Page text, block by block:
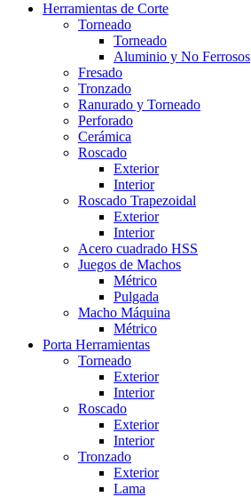
Herramientas de Corte
Torneado
Torneado
Aluminio y No Ferrosos
Fresado
Tronzado
Ranurado y Torneado
Perforado
Cerámica
Roscado
Exterior
Interior
Roscado Trapezoidal
Exterior
Interior
Acero cuadrado HSS
Juegos de Machos
Métrico
Pulgada
Macho Máquina
Métrico
Porta Herramientas
Torneado
Exterior
Interior
Roscado
Exterior
Interior
Tronzado
Exterior
Lama